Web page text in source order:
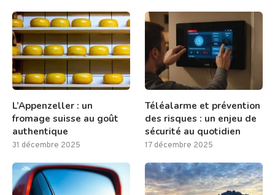
L’Appenzeller : un
fromage suisse au goût
authentique
31 décembre 2025
Téléalarme et prévention
des risques : un enjeu de
sécurité au quotidien
17 décembre 2025